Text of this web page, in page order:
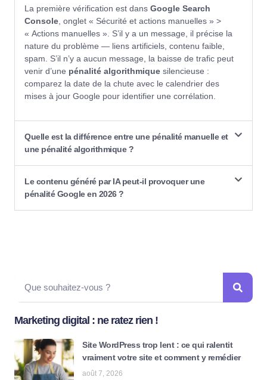
La première vérification est dans Google Search
Console , onglet « Sécurité et actions manuelles » >
« Actions manuelles ». S’il y a un message, il précise la
nature du problème — liens artificiels, contenu faible,
spam. S’il n’y a aucun message, la baisse de trafic peut
venir d’une pénalité algorithmique silencieuse :
comparez la date de la chute avec le calendrier des
mises à jour Google pour identifier une corrélation.
Quelle est la différence entre une pénalité manuelle et
une pénalité algorithmique ?
Le contenu généré par IA peut-il provoquer une
pénalité Google en 2026 ?
Marketing digital : ne ratez rien !
Site WordPress trop lent : ce qui ralentit
vraiment votre site et comment y remédier
août 7, 2026